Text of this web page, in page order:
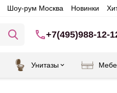
Шоу-рум Москва Новинки
+7(495)988-12-
Унитазы